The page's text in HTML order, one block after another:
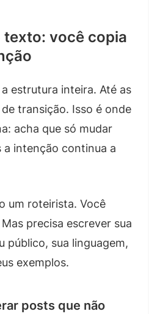
texto: você copia
estrutura inteira. Até as
transição. Isso é onde
acha que só mudar
a intenção continua a
um roteirista. Você
precisa escrever sua
público, sua linguagem,
exemplos.
posts que não